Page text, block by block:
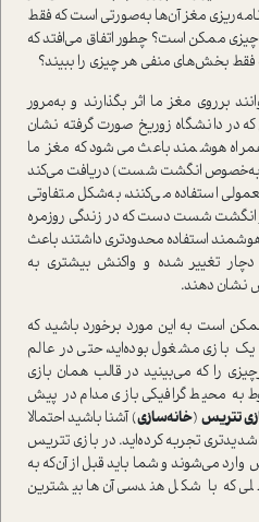
مغز آن‌ها به‌صورتی ا‌ست که فقط
ممکن ا‌ست؟ چطور اتفاق می‌افتد که
بخش‌های منفی هر چیزی را ببیند؟
برروی مغز ما اثر بگذارند و به‌مرور
در دانشگاه زوریخ صورت گرفته نشان
هوشمند باعث می‌شود که مغز ما
(به‌خصوص انگشت شست) دریافت می‌کند
ا‌ستفاده می‌کنند، به‌شکل متفاوتی
از انگشت شست دست که در زندگی روزمره
ا‌ستفاده محدودتری داشتند باعث
تغییر شده و واکنش بیشتری به
نشان دهند.
ا‌ست به این مورد برخورد باشید که
یک بازی مشغول بوده‌اید، حتی در عالم
را که می‌بینید در قالب همان بازی
به محیط گرافیکی بازی مدام در پیش
تتریس (خانه‌سازی) آشنا باشید احتمالا
تجربه کرده‌اید. در بازی تتریس
می‌شوند و شما باید قبل از آن‌که به
که با شکل هندسی آن‌‌ها بیشترین